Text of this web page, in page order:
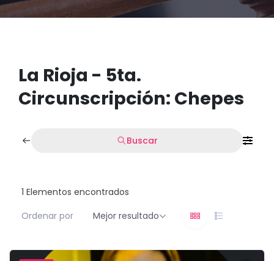
La Rioja - 5ta.
Circunscripción: Chepes
Buscar
1 Elementos encontrados
Ordenar por
Mejor resultado